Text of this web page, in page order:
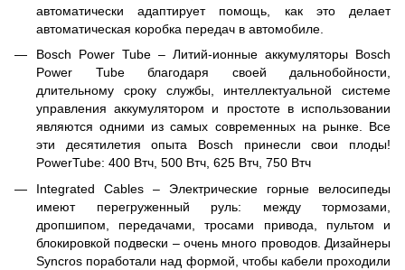
автоматически адаптирует помощь, как это делает
автоматическая коробка передач в автомобиле.
Bosch Power Tube – Литий-ионные аккумуляторы Bosch
Power Tube благодаря своей дальнобойности,
длительному сроку службы, интеллектуальной системе
управления аккумулятором и простоте в использовании
являются одними из самых современных на рынке. Все
эти десятилетия опыта Bosch принесли свои плоды!
PowerTube: 400 Втч, 500 Втч, 625 Втч, 750 Втч
Integrated Cables – Электрические горные велосипеды
имеют перегруженный руль: между тормозами,
дропшипом, передачами, тросами привода, пультом и
блокировкой подвески – очень много проводов. Дизайнеры
Syncros поработали над формой, чтобы кабели проходили